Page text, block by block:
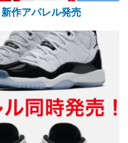
作アパレル発売